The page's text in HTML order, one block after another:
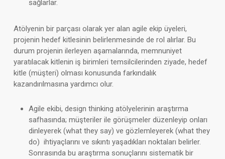
sağlarlar.
Atölyenin bir parçası olarak yer alan agile ekip üyeleri,
projenin hedef kitlesinin belirlenmesinde de rol alırlar. Bu
durum projenin ilerleyen aşamalarında, memnuniyet
yaratılacak kitlenin iş birimleri temsilcilerinden ziyade, hedef
kitle (müşteri) olması konusunda farkındalık
kazandırılmasına yardımcı olur.
Agile ekibi, design thinking atölyelerinin araştırma
safhasında; müşteriler ile görüşmeler düzenleyip onları
dinleyerek (what they say) ve gözlemleyerek (what they
do) ihtiyaçlarını ve sıkıntı yaşadıkları noktaları belirler.
Sonrasında bu araştırma sonuçlarını sistematik bir